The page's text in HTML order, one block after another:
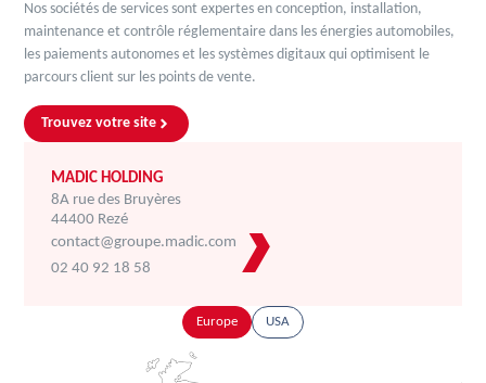
Europe USA
Nos sociétés de services sont expertes en conception, installation,
maintenance et contrôle réglementaire dans les énergies automobiles,
les paiements autonomes et les systèmes digitaux qui optimisent le
parcours client sur les points de vente.
Trouvez votre site
MADIC HOLDING
8A rue des Bruyères
44400 Rezé
contact@groupe.madic.com
02 40 92 18 58